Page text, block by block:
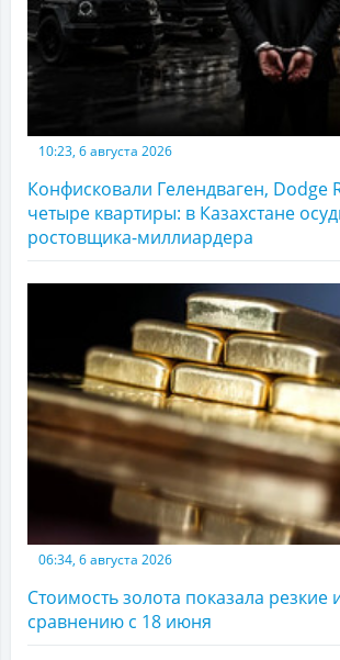
10:23, 6 августа 2026
Конфисковали Гелендваген, Dodge
четыре квартиры: в Казахстане
ростовщика-миллиардера
06:34, 6 августа 2026
Стоимость золота показала резкие
сравнению с 18 июня